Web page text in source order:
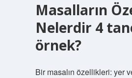
Masalların
Nelerdir 4
örnek?
Bir masalın özellikleri: yer